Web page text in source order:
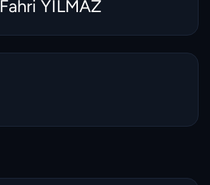
Fahri YILMAZ